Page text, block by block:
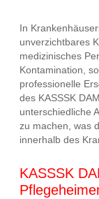
In
unverzichtbares
medizinisches
Kontamination,
professionelle
des KASSSK
unterschiedliche
zu machen, was
innerhalb des
KASSSK